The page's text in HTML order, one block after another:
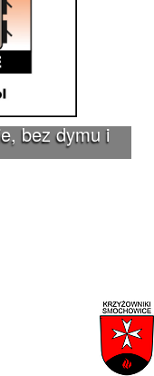
bez dymu i